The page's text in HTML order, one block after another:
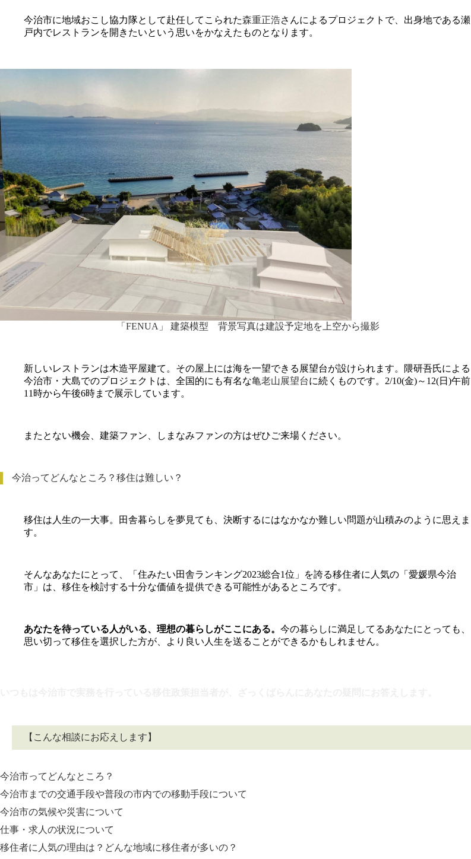
今治市に地域おこし協力隊として赴任してこられた森重正浩さんによるプロジェクトで、出身地である瀬
戸内でレストランを開きたいという思いをかなえたものとなります。
「FENUA」 建築模型 背景写真は建設予定地を上空から撮影
新しいレストランは木造平屋建て。その屋上には海を一望できる展望台が設けられます。隈研吾氏による
今治市・大島でのプロジェクトは、全国的にも有名な亀老山展望台に続くものです。2/10(金)～12(日)午前
11時から午後6時まで展示しています。
またとない機会、建築ファン、しまなみファンの方はぜひご来場ください。
今治ってどんなところ？移住は難しい？
移住は人生の一大事。田舎暮らしを夢見ても、決断するにはなかなか難しい問題が山積みのように思えま
す。
そんなあなたにとって、「住みたい田舎ランキング2023総合1位」を誇る移住者に人気の「愛媛県今治
市」は、移住を検討する十分な価値を提供できる可能性があるところです。
あなたを待っている人がいる、理想の暮らしがここにある。 今の暮らしに満足してるあなたにとっても、
思い切って移住を選択した方が、より良い人生を送ることができるかもしれません。
【こんな相談にお応えします】
今治市ってどんなところ？
今治市までの交通手段や普段の市内での移動手段について
今治市の気候や災害について
仕事・求人の状況について
移住者に人気の理由は？どんな地域に移住者が多いの？